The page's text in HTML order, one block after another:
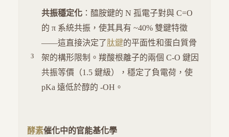
共振穩定化 ：醯胺鍵的 N 孤電子對與 C=O
的 π 系統共振，使其具有 ~40% 雙鍵特徵
——這直接決定了肽鍵的平面性和蛋白質骨
架的構形限制。羧酸根離子的兩個 C-O 鍵因
共振等價（1.5 鍵級），穩定了負電荷，使
pKa 遠低於醇的 -OH。
酵素催化中的官能基化學